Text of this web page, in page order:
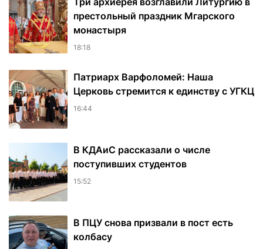
престольный праздник Мгарского
монастыря
18:18
Патриарх Варфоломей: Наша
Церковь стремится к единству с УГКЦ
16:44
В КДАиС рассказали о числе
поступивших студентов
15:52
В ПЦУ снова призвали в пост есть
колбасу